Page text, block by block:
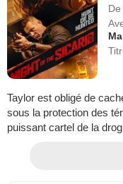
De
Taylor est obligé de
sous la protection des
puissant cartel de la